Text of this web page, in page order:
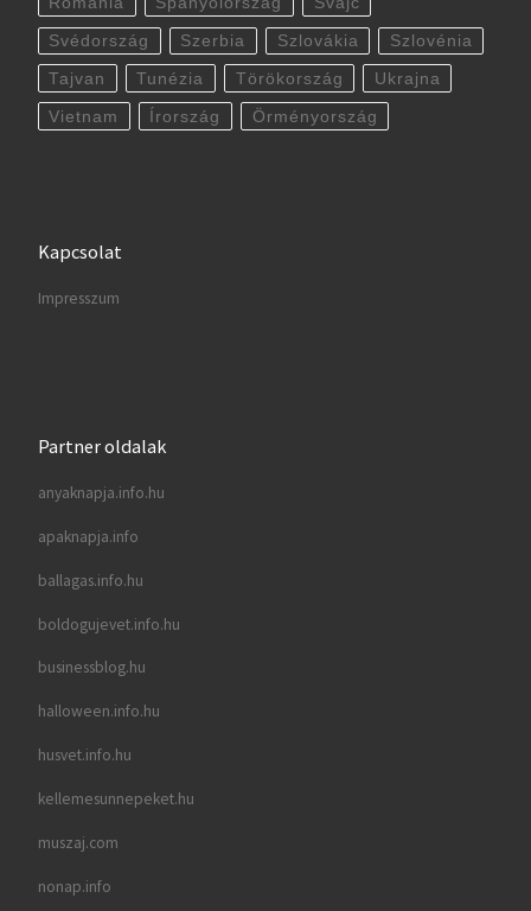
Svédország Szerbia Szlovákia Szlovénia
Tajvan Tunézia Törökország Ukrajna
Vietnam Írország Örményország
Kapcsolat
Impresszum
Partner oldalak
anyaknapja.info.hu
apaknapja.info
ballagas.info.hu
boldogujevet.info.hu
businessblog.hu
halloween.info.hu
husvet.info.hu
kellemesunnepeket.hu
muszaj.com
nonap.info